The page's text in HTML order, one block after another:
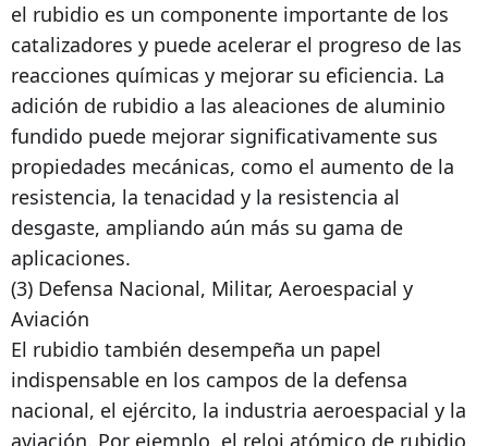
el rubidio es un componente importante de los
catalizadores y puede acelerar el progreso de las
reacciones químicas y mejorar su eficiencia. La
adición de rubidio a las aleaciones de aluminio
fundido puede mejorar significativamente sus
propiedades mecánicas, como el aumento de la
resistencia, la tenacidad y la resistencia al
desgaste, ampliando aún más su gama de
aplicaciones.
(3) Defensa Nacional, Militar, Aeroespacial y
Aviación
El rubidio también desempeña un papel
indispensable en los campos de la defensa
nacional, el ejército, la industria aeroespacial y la
aviación. Por ejemplo, el reloj atómico de rubidio,